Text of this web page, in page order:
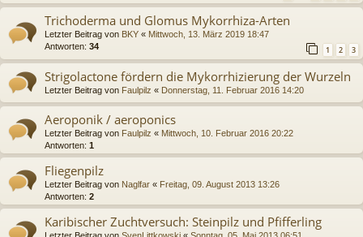
Trichoderma und Glomus Mykorrhiza-Arten
Letzter Beitrag von BKY « Mittwoch, 13. März 2019 18:47
Antworten: 34 1 2 3
Strigolactone fördern die Mykorrhizierung der Wurzeln
Letzter Beitrag von Faulpilz « Donnerstag, 11. Februar 2016 14:20
Aeroponik / aeroponics
Letzter Beitrag von Faulpilz « Mittwoch, 10. Februar 2016 20:22
Antworten: 1
Fliegenpilz
Letzter Beitrag von Naglfar « Freitag, 09. August 2013 13:26
Antworten: 2
Karibischer Zuchtversuch: Steinpilz und Pfifferling